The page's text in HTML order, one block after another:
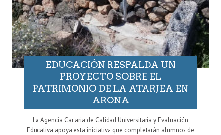
EDUCACIÓN RESPALDA UN
PROYECTO SOBRE EL
PATRIMONIO DE LA ATARJEA EN
ARONA
La Agencia Canaria de Calidad Universitaria y Evaluación
Educativa apoya esta iniciativa que completarán alumnos de